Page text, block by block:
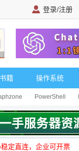
登录/注册
商业广告，理性选择
籍 操作系统
PowerShell
定直连，企业可开票